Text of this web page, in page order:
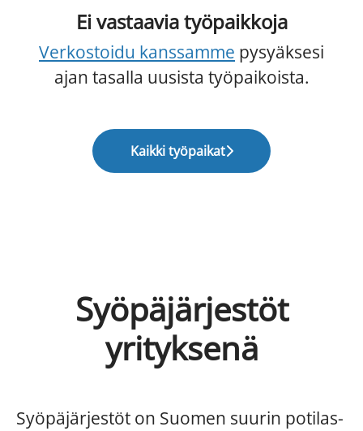
Ei vastaavia työpaikkoja
Verkostoidu kanssamme pysyäksesi
ajan tasalla uusista työpaikoista.
Kaikki työpaikat
Syöpäjärjestöt
yrityksenä
Syöpäjärjestöt on Suomen suurin potilas-